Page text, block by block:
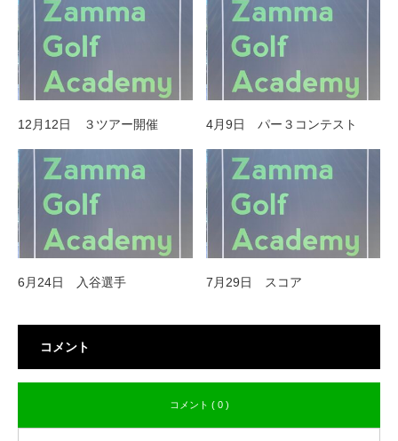
12月12日 ３ツアー開催 4月9日 パー３コンテスト
6月24日 入谷選手 7月29日 スコア
コメント
コメント ( 0 )